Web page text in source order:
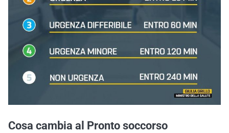
Cosa cambia al Pronto soccorso